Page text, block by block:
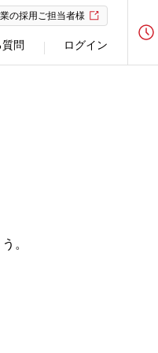
の採用ご担当者様
問 ログイン
。